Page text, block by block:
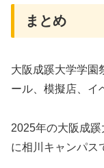
まとめ
大阪成蹊大学学園
ール、模擬店、イ
2025年の大阪成
に相川キャンパス